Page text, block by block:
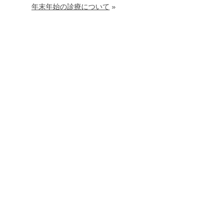
年末年始の診療について »